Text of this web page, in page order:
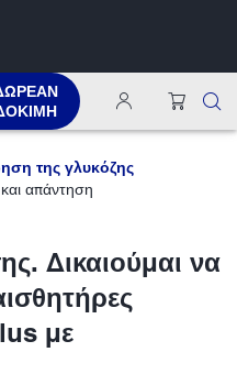
της γλυκόζης
απάντηση
Δικαιούμαι να
με